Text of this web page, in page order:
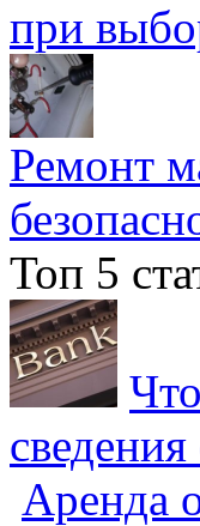
при
Ремонт
Топ 5
Аренда